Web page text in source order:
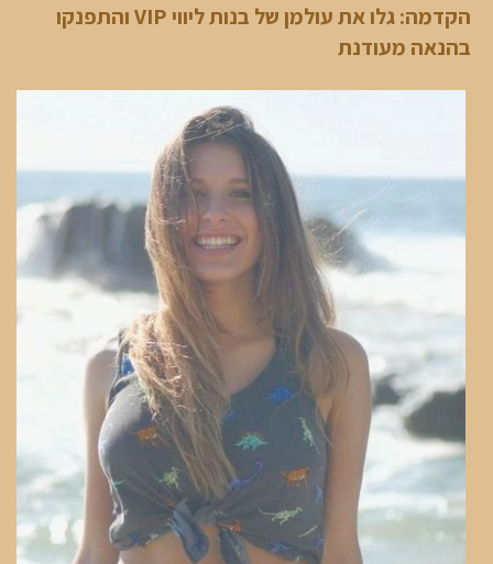
הקדמה
: גלו את עולמן של בנות ליווי VIP והתפנקו
בהנאה מעודנת